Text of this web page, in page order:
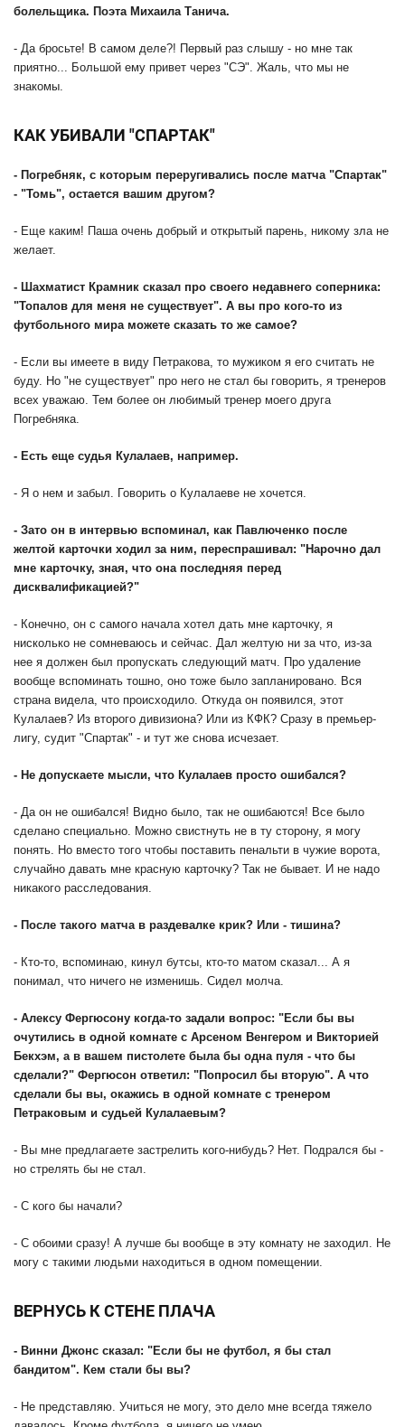
болельщика. Поэта Михаила Танича.
- Да бросьте! В самом деле?! Первый раз слышу - но мне так
приятно... Большой ему привет через "СЭ". Жаль, что мы не
знакомы.
КАК УБИВАЛИ "СПАРТАК"
- Погребняк, с которым переругивались после матча "Спартак"
- "Томь", остается вашим другом?
- Еще каким! Паша очень добрый и открытый парень, никому зла не
желает.
- Шахматист Крамник сказал про своего недавнего соперника:
"Топалов для меня не существует". А вы про кого-то из
футбольного мира можете сказать то же самое?
- Если вы имеете в виду Петракова, то мужиком я его считать не
буду. Но "не существует" про него не стал бы говорить, я тренеров
всех уважаю. Тем более он любимый тренер моего друга
Погребняка.
- Есть еще судья Кулалаев, например.
- Я о нем и забыл. Говорить о Кулалаеве не хочется.
- Зато он в интервью вспоминал, как Павлюченко после
желтой карточки ходил за ним, переспрашивал: "Нарочно дал
мне карточку, зная, что она последняя перед
дисквалификацией?"
- Конечно, он с самого начала хотел дать мне карточку, я
нисколько не сомневаюсь и сейчас. Дал желтую ни за что, из-за
нее я должен был пропускать следующий матч. Про удаление
вообще вспоминать тошно, оно тоже было запланировано. Вся
страна видела, что происходило. Откуда он появился, этот
Кулалаев? Из второго дивизиона? Или из КФК? Сразу в премьер-
лигу, судит "Спартак" - и тут же снова исчезает.
- Не допускаете мысли, что Кулалаев просто ошибался?
- Да он не ошибался! Видно было, так не ошибаются! Все было
сделано специально. Можно свистнуть не в ту сторону, я могу
понять. Но вместо того чтобы поставить пенальти в чужие ворота,
случайно давать мне красную карточку? Так не бывает. И не надо
никакого расследования.
- После такого матча в раздевалке крик? Или - тишина?
- Кто-то, вспоминаю, кинул бутсы, кто-то матом сказал... А я
понимал, что ничего не изменишь. Сидел молча.
- Алексу Фергюсону когда-то задали вопрос: "Если бы вы
очутились в одной комнате с Арсеном Венгером и Викторией
Бекхэм, а в вашем пистолете была бы одна пуля - что бы
сделали?" Фергюсон ответил: "Попросил бы вторую". А что
сделали бы вы, окажись в одной комнате с тренером
Петраковым и судьей Кулалаевым?
- Вы мне предлагаете застрелить кого-нибудь? Нет. Подрался бы -
но стрелять бы не стал.
- С кого бы начали?
- С обоими сразу! А лучше бы вообще в эту комнату не заходил. Не
могу с такими людьми находиться в одном помещении.
ВЕРНУСЬ К СТЕНЕ ПЛАЧА
- Винни Джонс сказал: "Если бы не футбол, я бы стал
бандитом". Кем стали бы вы?
- Не представляю. Учиться не могу, это дело мне всегда тяжело